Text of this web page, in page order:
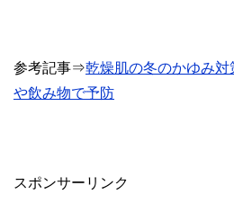
参考記事⇒乾燥肌の冬のかゆみ
や飲み物で予防
スポンサーリンク